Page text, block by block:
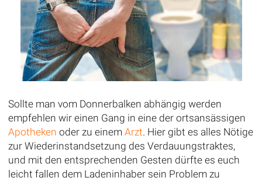
Sollte man vom Donnerbalken abhängig werden
empfehlen wir einen Gang in eine der ortsansässigen
Apotheken oder zu einem Arzt. Hier gibt es alles Nötige
zur Wiederinstandsetzung des Verdauungstraktes,
und mit den entsprechenden Gesten dürfte es euch
leicht fallen dem Ladeninhaber sein Problem zu